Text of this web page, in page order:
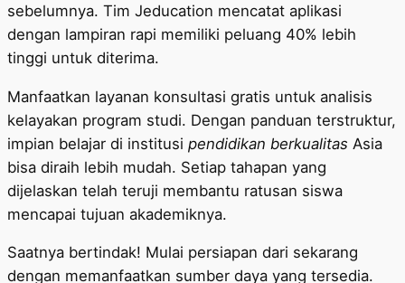
sebelumnya. Tim Jeducation mencatat aplikasi
dengan lampiran rapi memiliki peluang 40% lebih
tinggi untuk diterima.
Manfaatkan layanan konsultasi gratis untuk analisis
kelayakan program studi. Dengan panduan terstruktur,
impian belajar di institusi pendidikan berkualitas Asia
bisa diraih lebih mudah. Setiap tahapan yang
dijelaskan telah teruji membantu ratusan siswa
mencapai tujuan akademiknya.
Saatnya bertindak! Mulai persiapan dari sekarang
dengan memanfaatkan sumber daya yang tersedia.